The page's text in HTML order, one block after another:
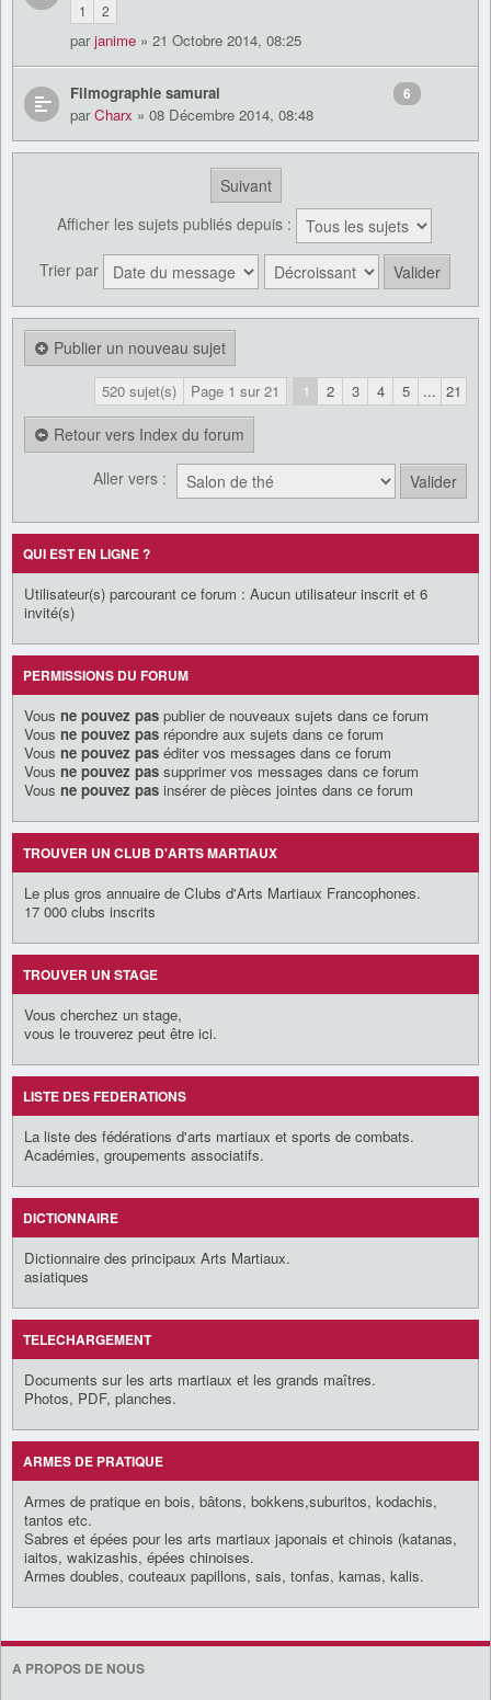
1 2
parjanime » 21 Octobre 2014, 08:25
Filmographie samurai
parCharx » 08 Décembre 2014, 08:48
6
Suivant
Afficher les sujets publiés depuis :
Trier par
Publier un nouveau sujet
520 sujet(s) Page 1 sur21 1 2 3 4 5 ... 21
Retour vers Index du forum
Aller vers :
QUI EST EN LIGNE ?
Utilisateur(s) parcourant ce forum : Aucun utilisateur inscrit et 6
invité(s)
PERMISSIONS DU FORUM
Vous ne pouvez pas publier de nouveaux sujets dans ce forum
Vous ne pouvez pas répondre aux sujets dans ce forum
Vous ne pouvez pas éditer vos messages dans ce forum
Vous ne pouvez pas supprimer vos messages dans ce forum
Vous ne pouvez pas insérer de pièces jointes dans ce forum
TROUVER UN CLUB D'ARTS MARTIAUX
Le plus gros annuaire de Clubs d'Arts Martiaux Francophones.
17 000 clubs inscrits
TROUVER UN STAGE
Vous cherchez un stage,
vous le trouverez peut être ici.
LISTE DES FEDERATIONS
La liste des fédérations d'arts martiaux et sports de combats.
Académies, groupements associatifs.
DICTIONNAIRE
Dictionnaire des principaux Arts Martiaux.
asiatiques
TELECHARGEMENT
Documents sur les arts martiaux et les grands maîtres.
Photos, PDF, planches.
ARMES DE PRATIQUE
Armes de pratique en bois, bâtons, bokkens,suburitos, kodachis,
tantos etc.
Sabres et épées pour les arts martiaux japonais et chinois (katanas,
iaitos, wakizashis, épées chinoises.
Armes doubles, couteaux papillons, sais, tonfas, kamas, kalis.
A PROPOS DE NOUS